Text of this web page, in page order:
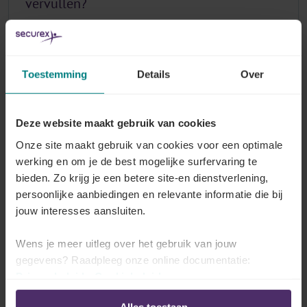
Toestemming Details Over
Deze website maakt gebruik van cookies
Onze site maakt gebruik van cookies voor een optimale
werking en om je de best mogelijke surfervaring te
bieden. Zo krijg je een betere site-en dienstverlening,
persoonlijke aanbiedingen en relevante informatie die bij
jouw interesses aansluiten.
Wens je meer uitleg over het gebruik van jouw
gegevens? Raadpleeg onze online documentatie:
Lees meer
werknemer?
Lees meer
indienen bij de werkgever?